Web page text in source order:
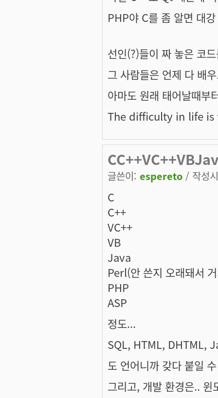
PHP야 C를 좀 알면 대
선인(?)들이 짜 놓은 코
그 사람들은 언제 다 배
아마도 원래 태어날때부
The difficulty in life is
글쓴이: espereto / 작성
C
C++
VC++
VB
Java
Perl(안 쓴지 오래돼서
PHP
ASP
정도...
SQL, HTML, DHTML,
도 언어니까 갖다 붙일
그리고, 개발 환경은..